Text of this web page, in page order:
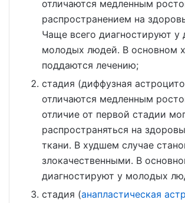
отличаются медленным
распространением на
Чаще всего диагностируют у
молодых людей. В основном
поддаются лечению;
стадия (диффузная
отличаются медленным
отличие от первой стадии
распространяться на
ткани. В худшем случае
злокачественными. В
диагностируют у молодых
стадия (анапластическая